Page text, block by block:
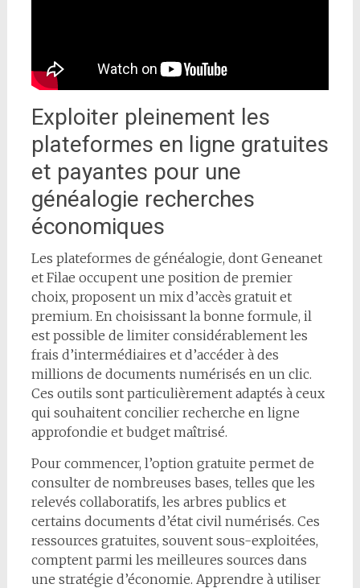
Exploiter pleinement les
plateformes en ligne gratuites
et payantes pour une
généalogie recherches
économiques
Les plateformes de généalogie, dont Geneanet
et Filae occupent une position de premier
choix, proposent un mix d’accès gratuit et
premium. En choisissant la bonne formule, il
est possible de limiter considérablement les
frais d’intermédiaires et d’accéder à des
millions de documents numérisés en un clic.
Ces outils sont particulièrement adaptés à ceux
qui souhaitent concilier recherche en ligne
approfondie et budget maîtrisé.
Pour commencer, l’option gratuite permet de
consulter de nombreuses bases, telles que les
relevés collaboratifs, les arbres publics et
certains documents d’état civil numérisés. Ces
ressources gratuites, souvent sous-exploitées,
comptent parmi les meilleures sources dans
une stratégie d’économie. Apprendre à utiliser